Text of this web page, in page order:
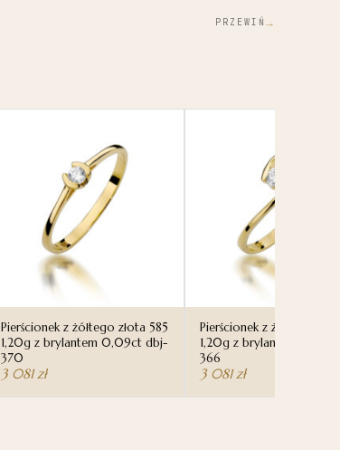
PRZEWIŃ →
Pierścionek z żółtego złota 585
1,20g z brylantem 0,09ct dbj-
370
3 081zł
Pierścionek z żółtego
1,20g z brylantem
366
3 081zł